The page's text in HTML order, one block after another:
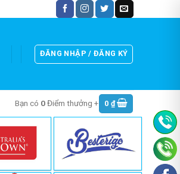
ĐĂNG NHẬP / ĐĂNG KÝ
Bạn có 0Điểm thưởng + 0 ₫